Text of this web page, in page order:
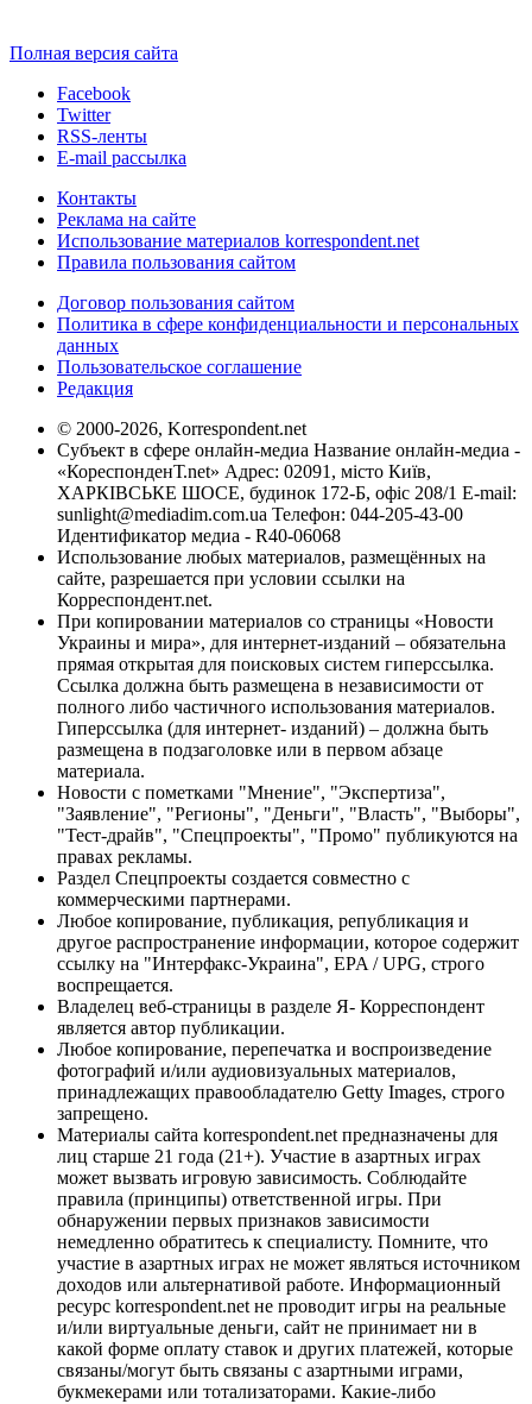
Полная версия сайта
Facebook
Twitter
RSS-ленты
E-mail рассылка
Контакты
Реклама на сайте
Использование материалов korrespondent.net
Правила пользования сайтом
Договор пользования сайтом
Политика в сфере конфиденциальности и персональных
данных
Пользовательское соглашение
Редакция
© 2000-2026, Korrespondent.net
Субъект в сфере онлайн-медиа Название онлайн-медиа -
«КореспонденТ.net» Адрес: 02091, місто Київ,
ХАРКІВСЬКЕ ШОСЕ, будинок 172-Б, офіс 208/1 E-mail:
sunlight@mediadim.com.ua Телефон: 044-205-43-00
Идентификатор медиа - R40-06068
Использование любых материалов, размещённых на
сайте, разрешается при условии ссылки на
Корреспондент.net.
При копировании материалов со страницы «Новости
Украины и мира», для интернет-изданий – обязательна
прямая открытая для поисковых систем гиперссылка.
Ссылка должна быть размещена в независимости от
полного либо частичного использования материалов.
Гиперссылка (для интернет- изданий) – должна быть
размещена в подзаголовке или в первом абзаце
материала.
Новости с пометками "Мнение", "Экспертиза",
"Заявление", "Регионы", "Деньги", "Власть", "Выборы",
"Тест-драйв", "Спецпроекты", "Промо" публикуются на
правах рекламы.
Раздел Спецпроекты создается совместно с
коммерческими партнерами.
Любое копирование, публикация, републикация и
другое распространение информации, которое содержит
ссылку на "Интерфакс-Украина", EPA / UPG, строго
воспрещается.
Владелец веб-страницы в разделе Я- Корреспондент
является автор публикации.
Любое копирование, перепечатка и воспроизведение
фотографий и/или аудиовизуальных материалов,
принадлежащих правообладателю Getty Images, строго
запрещено.
Материалы сайта korrespondent.net предназначены для
лиц старше 21 года (21+). Участие в азартных играх
может вызвать игровую зависимость. Соблюдайте
правила (принципы) ответственной игры. При
обнаружении первых признаков зависимости
немедленно обратитесь к специалисту. Помните, что
участие в азартных играх не может являться источником
доходов или альтернативой работе. Информационный
ресурс korrespondent.net не проводит игры на реальные
и/или виртуальные деньги, сайт не принимает ни в
какой форме оплату ставок и других платежей, которые
связаны/могут быть связаны с азартными играми,
букмекерами или тотализаторами. Какие-либо